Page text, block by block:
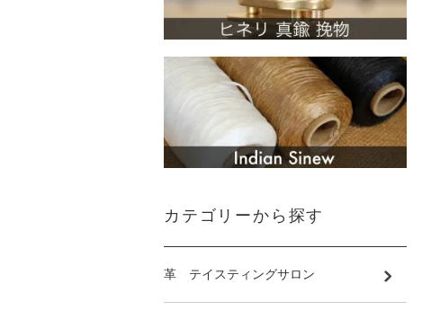
カテゴリーから探す
革 テイスティングサロン